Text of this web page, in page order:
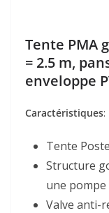
Tente PMA
= 2.5 m,
enveloppe
Caractéristiques:
Tente
Structure
une
Valve anti-